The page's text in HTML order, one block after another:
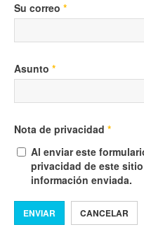
Su correo *
Asunto *
Nota de privacidad *
Al enviar este
privacidad de este
información enviada.
ENVIAR CANCELAR